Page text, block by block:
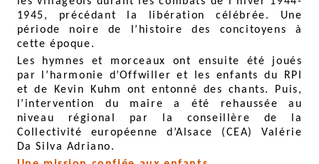
1945, précédant la libération célébrée. Une
période noire de l’histoire des concitoyens à
cette époque.
Les hymnes et morceaux ont ensuite été joués
par l’harmonie d’Offwiller et les enfants du RPI
et de Kevin Kuhm ont entonné des chants. Puis,
l’intervention du maire a été rehaussée au
niveau régional par la conseillère de la
Collectivité européenne d’Alsace (CEA) Valérie
Da Silva Adriano.